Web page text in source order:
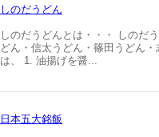
しのだうどん
しのだうどんとは・・・ しのだ
どん・信太うどん・篠田うどん・
は、 1. 油揚げを醤...
日本五大銘飯